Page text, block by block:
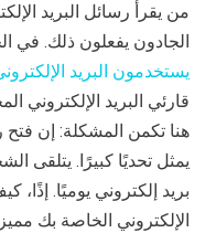
من يقرأ رسائل البريد
الجادون يفعلون ذلك. في
يستخدمون البريد
قارئي البريد الإلكتروني
هنا تكمن المشكلة: إن فتح
بريد إلكتروني يوميًا.
الإلكتروني الخاصة بك